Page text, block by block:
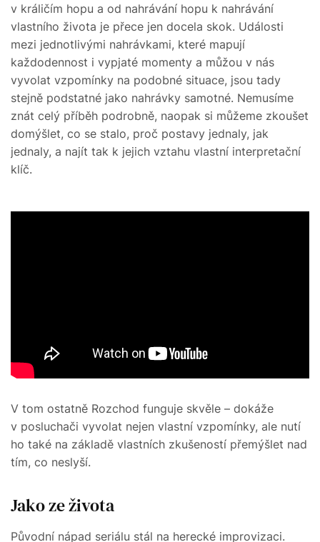
v králičím hopu a od nahrávání hopu k nahrávání
vlastního života je přece jen docela skok. Události
mezi jednotlivými nahrávkami, které mapují
každodennost i vypjaté momenty a můžou v nás
vyvolat vzpomínky na podobné situace, jsou tady
stejně podstatné jako nahrávky samotné. Nemusíme
znát celý příběh podrobně, naopak si můžeme zkoušet
domýšlet, co se stalo, proč postavy jednaly, jak
jednaly, a najít tak k jejich vztahu vlastní interpretační
klíč.
V tom ostatně Rozchod funguje skvěle – dokáže
v posluchači vyvolat nejen vlastní vzpomínky, ale nutí
ho také na základě vlastních zkušeností přemýšlet nad
tím, co neslyší.
Jako ze života
Původní nápad seriálu stál na herecké improvizaci.